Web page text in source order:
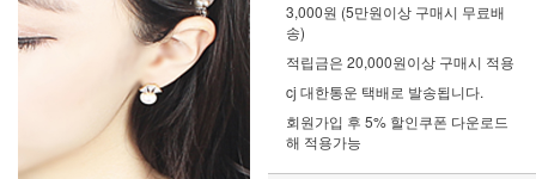
3,000원 (5만원이상 구매시 무료배
송)
적립금은 20,000원이상 구매시 적용
cj 대한통운 택배로 발송됩니다.
회원가입 후 5% 할인쿠폰 다운로드
해 적용가능